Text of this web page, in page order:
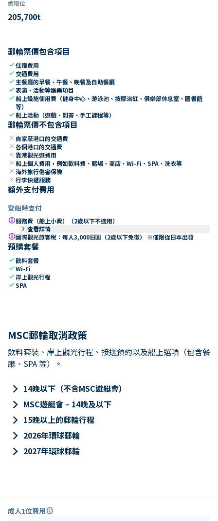
總噸位
205,700t
郵輪票價包含項目
check住宿費用
check 交通費用
check 主餐廳的早餐、午餐、晚餐及自助餐廳
check表演、活動等娛樂項目
check船上設施使用費（健身中心、游泳池、按摩浴缸、俱樂部休息室、圖書館
等）
check船上活動（遊戲、問答、手工課程等）
郵輪票價不包含項目
close 自家至港口的交通費
close 各個港口的交通費
close 靠港觀光遊費用
close 船上個人費用，例如飲料費、賭場、商店、Wi-Fi、SPA、洗衣等
close 海外旅行傷害保險
close 行李快遞服務
額外支付費用
登船時支付
paid服務費（船上小費）（2歲以下不適用）
keyboard_arrow_right 查看詳情
paid國際觀光旅客稅：每人3,000日圓（2歲以下免徵） ※僅限從日本出發
預購套餐
check飲料套餐
checkWi-Fi
check 岸上觀光行程
checkSPA
MSC郵輪取消政策
飲料套裝、岸上觀光行程、接送預約以及船上選項（包含餐
廳、SPA 等）。
keyboard_arrow_right 14晚以下（不含MSC遊艇會）
keyboard_arrow_right MSC遊艇會 – 14晚及以下
keyboard_arrow_right 15晚以上的郵輪行程
keyboard_arrow_right 2026年環球郵輪
keyboard_arrow_right 2027年環球郵輪
成人1位費用info